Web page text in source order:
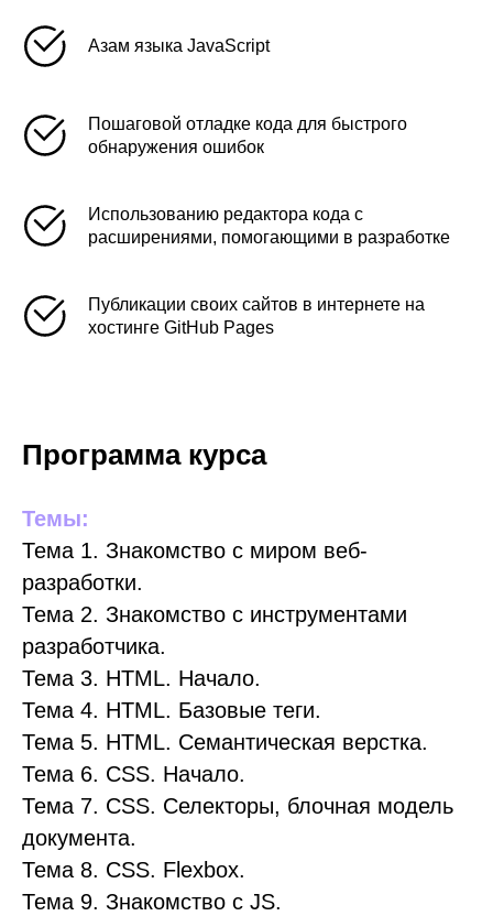
Азам языка JavaScript
Пошаговой отладке кода для быстрого
обнаружения ошибок
Использованию редактора кода с
расширениями, помогающими в разработке
Публикации своих сайтов в интернете на
хостинге GitHub Pages
Программа курса
Темы:
Тема 1. Знакомство с миром веб-
разработки.
Тема 2. Знакомство с инструментами
разработчика.
Тема 3. HTML. Начало.
Тема 4. HTML. Базовые теги.
Тема 5. HTML. Семантическая верстка.
Тема 6. СSS. Начало.
Тема 7. CSS. Селекторы, блочная модель
документа.
Тема 8. CSS. Flexbox.
Тема 9. Знакомство с JS.